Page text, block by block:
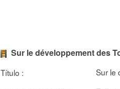
Sur le développement des
Título :
Sur le